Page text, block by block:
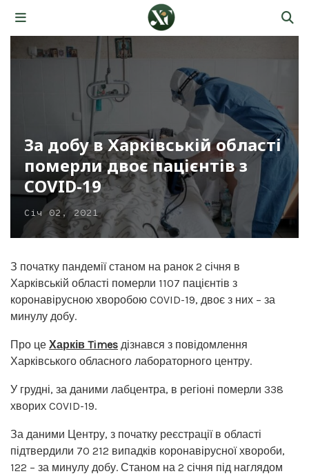
За добу в Харківській області
померли двоє пацієнтів з
COVID-19
Січ 02, 2021
З початку пандемії станом на ранок 2 січня в
Харківській області померли 1107 пацієнтів з
коронавірусною хворобою COVID-19, двоє з них – за
минулу добу.
Про це Харків Times дізнався з повідомлення
Харківського обласного лабораторного центру.
У грудні, за даними лабцентра, в регіоні померли 338
хворих COVID-19.
За даними Центру, з початку реєстрації в області
підтвердили 70 212 випадків коронавірусної хвороби,
122 – за минулу добу. Станом на 2 січня під наглядом